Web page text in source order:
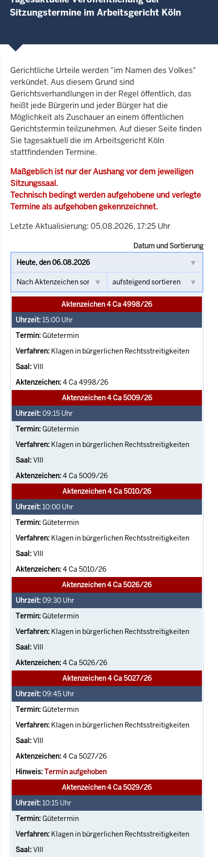
Sitzungstermine im Arbeitsgericht Köln
Gerichtliche Urteile werden "im Namen des Volkes"
verkündet. Aus diesem Grund sind
Gerichtsverhandlungen in der Regel öffentlich, das
heißt jede Bürgerin und jeder Bürger hat die
Möglichkeit als Zuschauer an einem öffentlichen
Gerichtstermin teilzunehmen. Auf dieser Seite finden
Sie tagesaktuell die im Arbeitsgericht Köln
stattfindenden Termine.
Maßgeblich ist nur der Aushang vor dem jeweiligen
Sitzungssaal.
Technisch bedingt werden aufgehobene und verlegte
Termine als aufgehoben gekennzeichnet.
Letzte Aktualisierung: 05.08.2026, 17:25 Uhr
Datum und Sortierung
Aktenzeichen 4 Ca 4998/26
15:00 Uhr
Gütetermin
Klagen in bürgerlichen Rechtsstreitigkeiten
VIII
4 Ca 4998/26
Aktenzeichen 4 Ca 5009/26
09:15 Uhr
Gütetermin
Klagen in bürgerlichen Rechtsstreitigkeiten
VIII
4 Ca 5009/26
Aktenzeichen 4 Ca 5010/26
10:00 Uhr
Gütetermin
Klagen in bürgerlichen Rechtsstreitigkeiten
VIII
4 Ca 5010/26
Aktenzeichen 4 Ca 5026/26
09:30 Uhr
Gütetermin
Klagen in bürgerlichen Rechtsstreitigkeiten
VIII
4 Ca 5026/26
Aktenzeichen 4 Ca 5027/26
09:45 Uhr
Gütetermin
Klagen in bürgerlichen Rechtsstreitigkeiten
VIII
4 Ca 5027/26
Termin aufgehoben
Aktenzeichen 4 Ca 5029/26
10:15 Uhr
Gütetermin
Klagen in bürgerlichen Rechtsstreitigkeiten
VIII